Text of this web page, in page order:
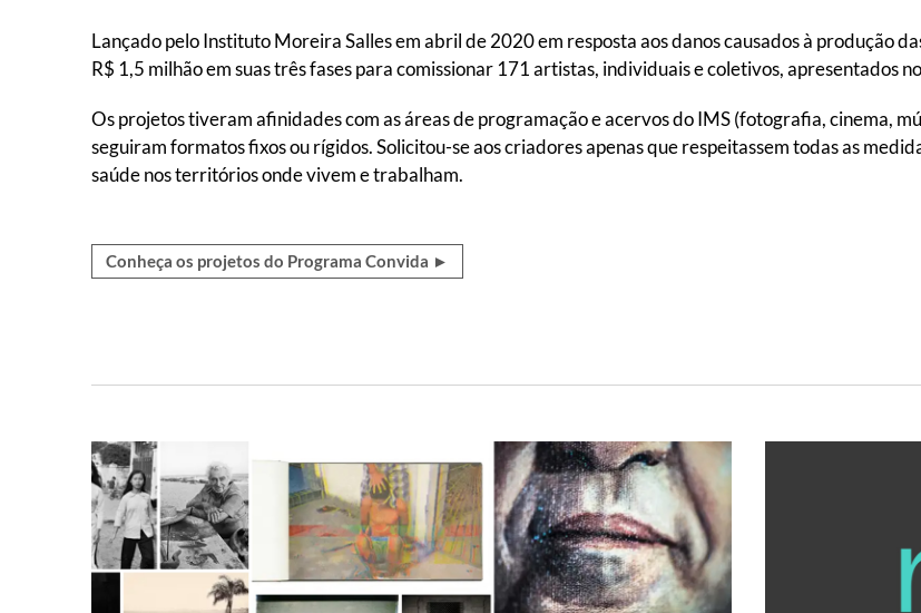
Lançado pelo Instituto Moreira Salles em abril de 2020 em resposta aos danos causados à produção
R$ 1,5 milhão em suas três fases para comissionar 171 artistas, individuais e coletivos, apresentados
Os projetos tiveram afinidades com as áreas de programação e acervos do IMS (fotografia, cinema,
seguiram formatos fixos ou rígidos. Solicitou-se aos criadores apenas que respeitassem todas as
saúde nos territórios onde vivem e trabalham.
Conheça os projetos do Programa Convida ►